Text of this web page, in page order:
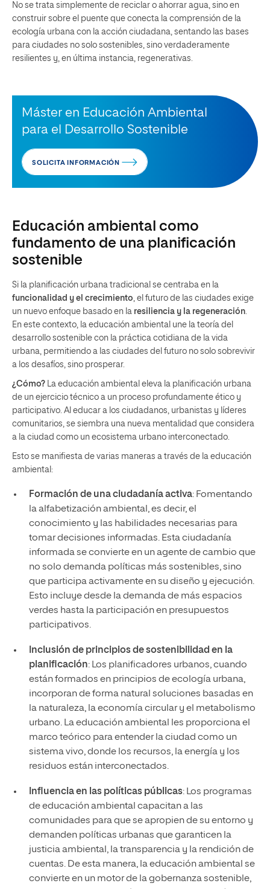
No se trata simplemente de reciclar o ahorrar agua, sino en
construir sobre el puente que conecta la comprensión de la
ecología urbana con la acción ciudadana, sentando las bases
para ciudades no solo sostenibles, sino verdaderamente
resilientes y, en última instancia, regenerativas.
Máster en Educación Ambiental
para el Desarrollo Sostenible
SOLICITA INFORMACIÓN
Educación ambiental como
fundamento de una planificación
sostenible
Si la planificación urbana tradicional se centraba en la
funcionalidad y el crecimiento , el futuro de las ciudades exige
un nuevo enfoque basado en la resiliencia y la regeneración
En este contexto, la educación ambiental une la teoría del
desarrollo sostenible con la práctica cotidiana de la vida
urbana, permitiendo a las ciudades del futuro no solo sobrevivir
a los desafíos, sino prosperar.
¿Cómo?
La educación ambiental eleva la planificación urbana
de un ejercicio técnico a un proceso profundamente ético y
participativo. Al educar a los ciudadanos, urbanistas y líderes
comunitarios, se siembra una nueva mentalidad que considera
a la ciudad como un ecosistema urbano interconectado.
Esto se manifiesta de varias maneras a través de la educación
ambiental:
Formación de una ciudadanía activa: Fomentando
la alfabetización ambiental, es decir, el
conocimiento y las habilidades necesarias para
tomar decisiones informadas. Esta ciudadanía
informada se convierte en un agente de cambio que
no solo demanda políticas más sostenibles, sino
que participa activamente en su diseño y ejecución.
Esto incluye desde la demanda de más espacios
verdes hasta la participación en presupuestos
participativos.
Inclusión de principios de sostenibilidad en la
planificación: Los planificadores urbanos, cuando
están formados en principios de ecología urbana,
incorporan de forma natural soluciones basadas en
la naturaleza, la economía circular y el metabolismo
urbano. La educación ambiental les proporciona el
marco teórico para entender la ciudad como un
sistema vivo, donde los recursos, la energía y los
residuos están interconectados.
Influencia en las políticas públicas: Los programas
de educación ambiental capacitan a las
comunidades para que se apropien de su entorno y
demanden políticas urbanas que garanticen la
justicia ambiental, la transparencia y la rendición de
cuentas. De esta manera, la educación ambiental se
convierte en un motor de la gobernanza sostenible,